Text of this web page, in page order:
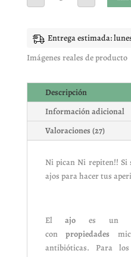
cantidad
Entrega estimada:
Imágenes reales de producto
Descripción
Información adicional
Valoraciones (27)
Ni pican Ni repiten!! Si
ajos para hacer tus
Elajo es un
conpropiedades
antibióticas. Para